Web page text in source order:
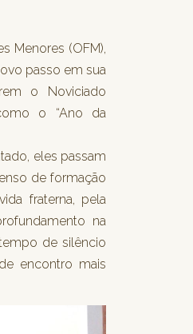
Menores (OFM),
passo em sua
o Noviciado
o “Ano da
eles passam
de formação
fraterna, pela
na
de silêncio
encontro mais